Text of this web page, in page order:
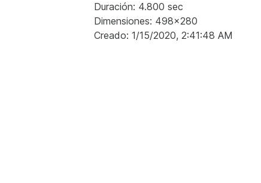
Duración: 4.800 sec
Dimensiones: 498x280
Creado: 1/15/2020, 2:41:48 AM